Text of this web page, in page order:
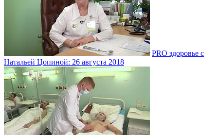
PRO здоровье с
Натальей Цопиной: 26 августа 2018